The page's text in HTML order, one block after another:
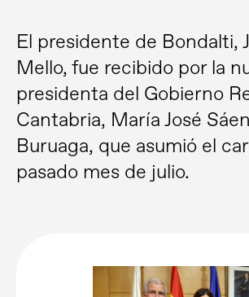
El presidente de Bondalti,
Mello, fue recibido por la
presidenta del Gobierno
Cantabria, María José
Buruaga, que asumió el
pasado mes de julio.